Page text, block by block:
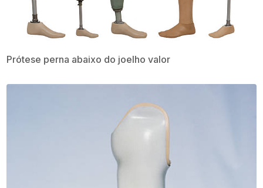
Prótese perna abaixo do joelho valor​